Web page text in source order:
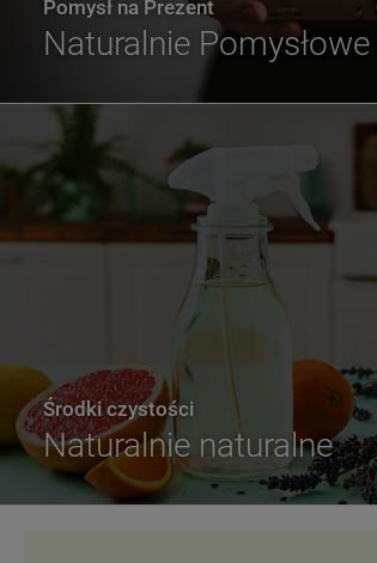
Pomysł na Prezent
Naturalnie Pomysłowe
Środki czystości
Naturalnie naturalne